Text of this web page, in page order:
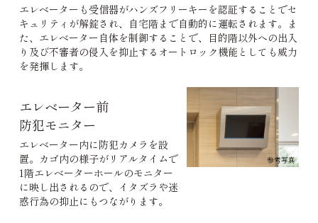
エレベーターも受信器がハンズフリーキーを認証することでセ
キュリティが解錠され、自宅階まで自動的に運転されます。ま
た、エレベーター自体を制御することで、目的階以外への出入
り及び不審者の侵入を抑止するオートロック機能としても威力
を発揮します。
エレベーター前
防犯モニター
エレベーター内に防犯カメラを設
置。カゴ内の様子がリアルタイムで
1階エレベーターホールのモニター
に映し出されるので、イタズラや迷
惑行為の抑止にもつながります。
参考写真